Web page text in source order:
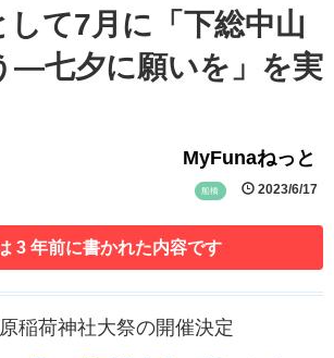
して7月に「下総中山
―七夕に願いを」を実
MyFunaねっと
船橋 2023/6/17
3 年前に書かれた内容です
稲荷神社大祭の開催決定